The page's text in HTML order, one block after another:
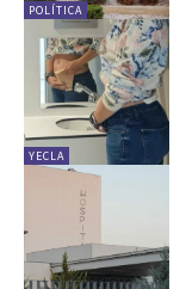
POLÍTICA
YECLA